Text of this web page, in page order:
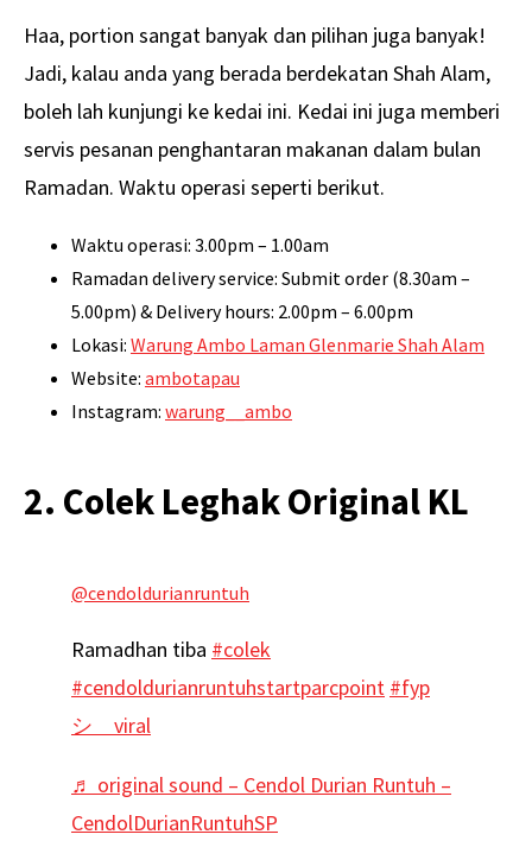
Haa, portion sangat banyak dan pilihan juga banyak!
Jadi, kalau anda yang berada berdekatan Shah Alam,
boleh lah kunjungi ke kedai ini. Kedai ini juga memberi
servis pesanan penghantaran makanan dalam bulan
Ramadan. Waktu operasi seperti berikut.
Waktu operasi: 3.00pm – 1.00am
Ramadan delivery service: Submit order (8.30am –
5.00pm) & Delivery hours: 2.00pm – 6.00pm
Lokasi: Warung Ambo Laman Glenmarie Shah Alam
Website: ambotapau
Instagram: warung__ambo
2. Colek Leghak Original KL
@cendoldurianruntuh
Ramadhan tiba #colek
#cendoldurianruntuhstartparcpoint #fyp
シ゚viral
♬ original sound – Cendol Durian Runtuh –
CendolDurianRuntuhSP